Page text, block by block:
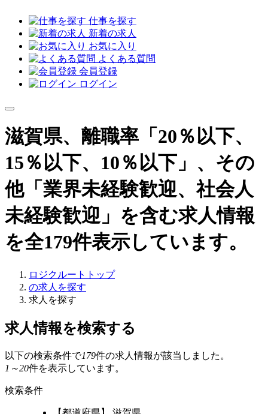
仕事を探す
新着の求人
お気に入り
よくある質問
会員登録
ログイン
滋賀県、離職率「20％以下、
15％以下、10％以下」、その
他「業界未経験歓迎、社会人
未経験歓迎」を含む求人情報
を全179件表示しています。
ロジクルートトップ
の求人を探す
求人を探す
求人情報を検索する
以下の検索条件で179件の求人情報が該当しました。
1～20件を表示しています。
検索条件